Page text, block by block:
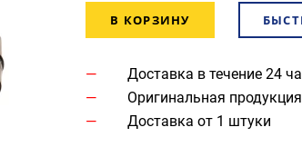
В КОРЗИНУ
Доставка в течение 24
Оригинальная продукция
Доставка от 1 штуки